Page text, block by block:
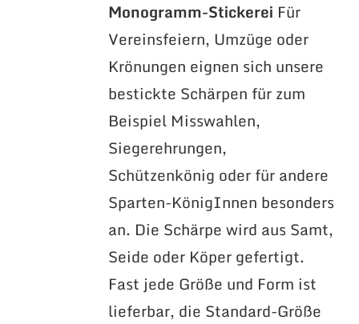
Monogramm-Stickerei Für
Vereinsfeiern, Umzüge oder
Krönungen eignen sich unsere
bestickte Schärpen für zum
Beispiel Misswahlen,
Siegerehrungen,
Schützenkönig oder für andere
Sparten-KönigInnen besonders
an. Die Schärpe wird aus Samt,
Seide oder Köper gefertigt.
Fast jede Größe und Form ist
lieferbar, die Standard-Größe